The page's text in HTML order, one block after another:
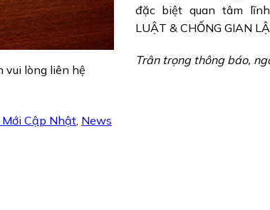
vui lòng liên hệ
Cập Nhật News
đặc biệt quan tâm
LUẬT & CHỐNG GIAN
Trân trọng thông báo,